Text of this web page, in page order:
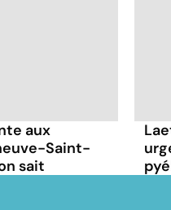
aux
Saint-
sait